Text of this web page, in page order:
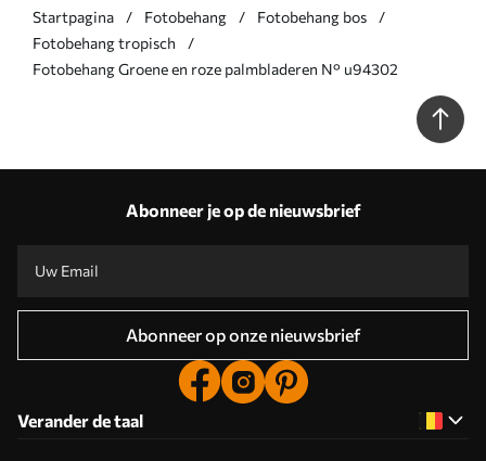
Startpagina Fotobehang
Fotobehang bos
Fotobehang tropisch
Fotobehang Groene en roze palmbladeren N° u94302
Abonneer je op de nieuwsbrief
Abonneer op onze nieuwsbrief
Verander de taal